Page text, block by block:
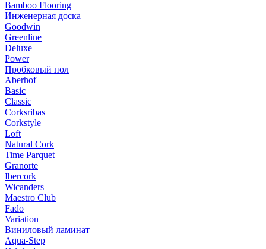
Bamboo Flooring
Инженерная доска
Goodwin
Greenline
Deluxe
Power
Пробковый пол
Aberhof
Basic
Classic
Corksribas
Corkstyle
Loft
Natural Cork
Time Parquet
Granorte
Ibercork
Wicanders
Мaestro Club
Fado
Variation
Виниловый ламинат
Aqua-Step